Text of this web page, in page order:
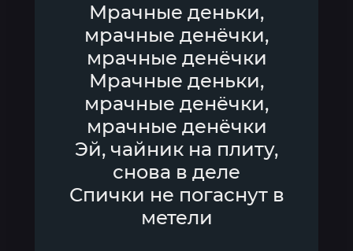
Мрачные деньки,
мрачные денёчки,
мрачные денёчки
Мрачные деньки,
мрачные денёчки,
мрачные денёчки
Эй, чайник на плиту,
снова в деле
Спички не погаснут в
метели